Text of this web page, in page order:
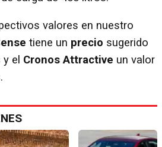
valores en nuestro
tiene un precio sugerido
el Cronos Attractive un valor